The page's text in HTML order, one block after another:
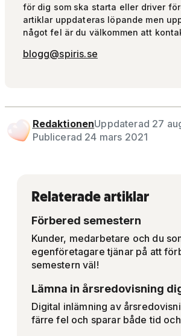
för dig som ska starta eller driver
artiklar uppdateras löpande men
något fel är du välkommen att
blogg@spiris.se
RedaktionenUppdaterad 27
Publicerad 24 mars 2021
Relaterade artiklar
Förbered semestern
Kunder, medarbetare och du
egenföretagare tjänar på att
semestern väl!
Lämna in årsredovisning
Digital inlämning av
färre fel och sparar både tid